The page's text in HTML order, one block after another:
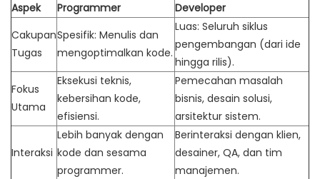
Aspek Programmer
Developer
Cakupan
Tugas
Spesifik: Menulis dan
mengoptimalkan kode.
Luas: Seluruh siklus
pengembangan (dari ide
hingga rilis).
Fokus
Utama
Eksekusi teknis,
kebersihan kode,
efisiensi.
Pemecahan masalah
bisnis, desain solusi,
arsitektur sistem.
Interaksi
Lebih banyak dengan
kode dan sesama
programmer.
Berinteraksi dengan klien,
desainer, QA, dan tim
manajemen.